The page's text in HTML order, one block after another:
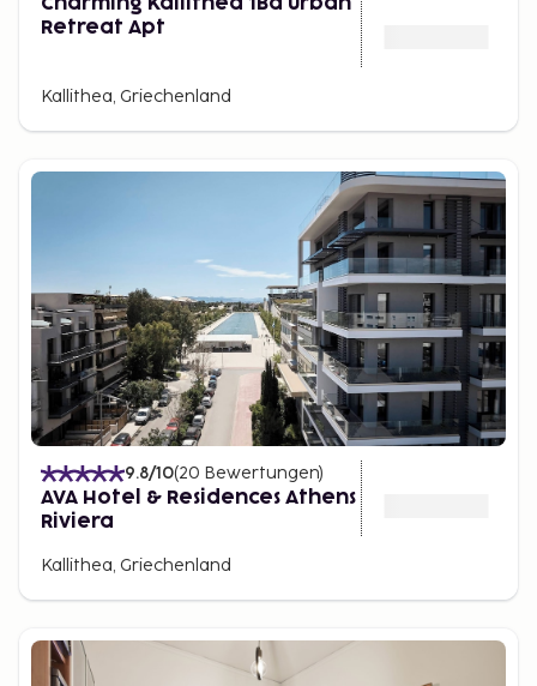
Retreat Apt
Kallithea, Griechenland
9.8/10(20 Bewertungen)
AVA Hotel & Residences Athens
Riviera
Kallithea, Griechenland